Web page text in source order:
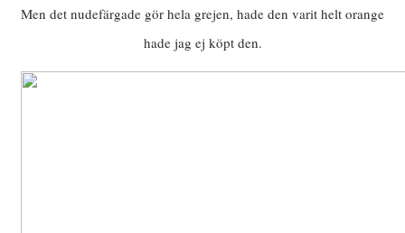
Men det nudefärgade gör hela grejen, hade den varit helt orange
hade jag ej köpt den.